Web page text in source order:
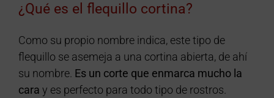
¿Qué es el flequillo cortina?
Como su propio nombre indica, este tipo de
flequillo se asemeja a una cortina abierta, de ahí
su nombre. Es un corte que enmarca mucho la
cara y es perfecto para todo tipo de rostros.